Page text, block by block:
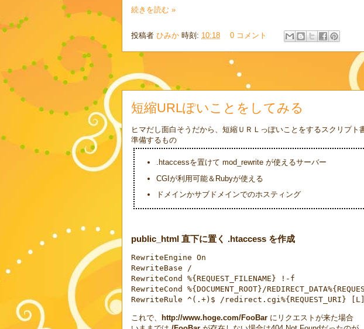
続きを読む »
投稿者 ひみか 時刻: 10:18 0 コメント
短縮URLぽいことをしてみる
ヒマだし面白そうだから、短縮ＵＲＬっぽいことをするスクリプト
準備するもの
.htaccessを置けて mod_rewrite が使えるサーバー
CGIが利用可能＆Rubyが使える
ドメインかサブドメインでのホスティング
public_html 直下に置く .htaccess を作成
RewriteEngine On
RewriteBase /
RewriteCond %{REQUEST_FILENAME} !-f
RewriteCond %{DOCUMENT_ROOT}/
RewriteRule ^(.+)$ /redirect.cgi%{REQUEST_URI} [L]
これで、 http://www.hoge.com/FooBar にリクエストが来た場合